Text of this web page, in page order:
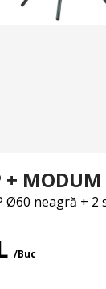
+ MODUM
Ø60 neagră + 2
/Buc